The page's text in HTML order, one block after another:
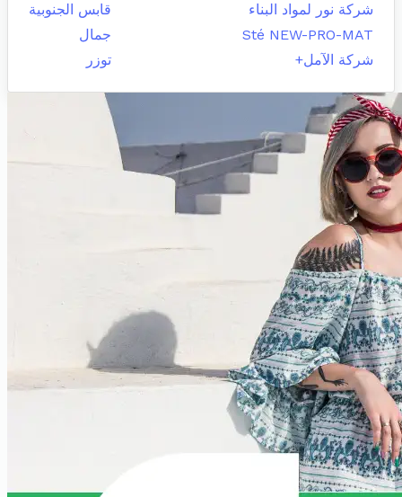
شركة نور لمواد البناء
قابس الجنوبية
Sté NEW-PRO-MAT
جمال
شركة الآمل+
توزر